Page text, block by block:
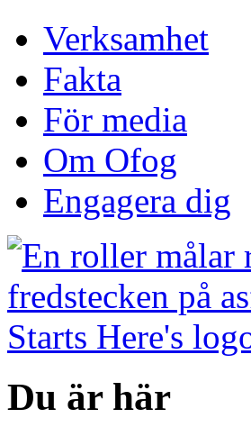
Verksamhet
Fakta
För media
Om Ofog
Engagera dig
Du är här